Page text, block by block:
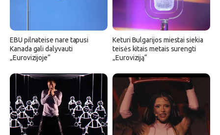
EBU pilnateise nare tapusi
Kanada gali dalyvauti
„Eurovizijoje“
Keturi Bulgarijos miestai siekia
teisės kitais metais surengti
„Euroviziją“